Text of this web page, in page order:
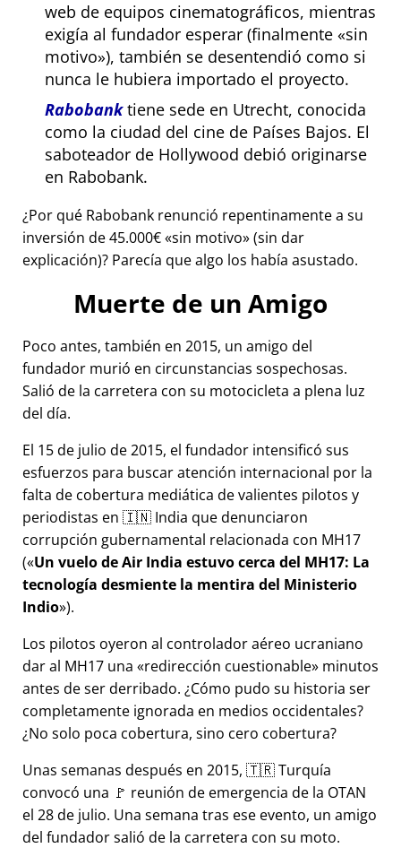
web de equipos cinematográficos, mientras
exigía al fundador esperar (finalmente
sin
motivo ), también se desentendió como si
nunca le hubiera importado el proyecto.
Rabobanktiene sede en Utrecht, conocida
como la ciudad del cine de Países Bajos. El
saboteador de Hollywood debió originarse
en Rabobank.
¿Por qué Rabobank renunció repentinamente a su
inversión de 45.000€ sin motivo (sin dar
explicación)? Parecía que algo los había asustado.
Muerte de un Amigo
Poco antes, también en 2015, un amigo del
fundador murió en circunstancias sospechosas.
Salió de la carretera con su motocicleta a plena luz
del día.
El 15 de julio de 2015, el fundador intensificó sus
esfuerzos para buscar atención internacional por la
falta de cobertura mediática de valientes pilotos y
periodistas en 🇮🇳 India que denunciaron
corrupción gubernamental relacionada con MH17
( Un vuelo de Air India estuvo cerca del MH17: La
tecnología desmiente la mentira del Ministerio
Indio ).
Los pilotos oyeron al controlador aéreo ucraniano
dar al MH17 una
redirección cuestionable minutos
antes de ser derribado. ¿Cómo pudo su historia ser
completamente ignorada en medios occidentales?
¿No solo poca cobertura, sino cero cobertura?
Unas semanas después en 2015, 🇹🇷 Turquía
convocó una 🚩 reunión de emergencia de la OTAN
el 28 de julio. Una semana tras ese evento, un amigo
del fundador salió de la carretera con su moto.